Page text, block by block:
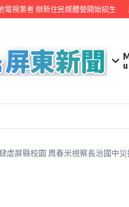
電視業者 辦新住民媒體營開始招生
u
虐屏縣校園 周春米視察長治國中災